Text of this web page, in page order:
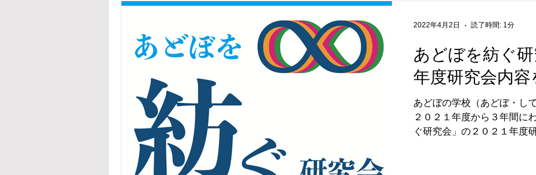
あどぼを紡ぐ
年度研究会内容
あどぼの学校（あどぼ・し
２０２１年度から３年間に
ぐ研究会」の２０２１年度
2022年4月2日 読了時間: 1分